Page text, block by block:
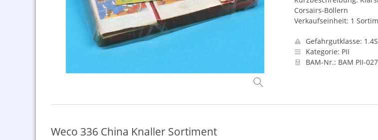
Corsairs-Böllern
Verkaufseinheit: 1
Gefahrgutklasse:
Kategorie: PII
BAM-Nr.: BAM PII-
Weco 336 China Knaller Sortiment